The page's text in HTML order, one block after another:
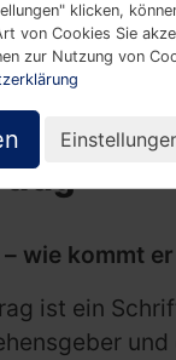
O P R S
wie kommt
ist ein
und
klicken,
von Cookies Sie
zur Nutzung von